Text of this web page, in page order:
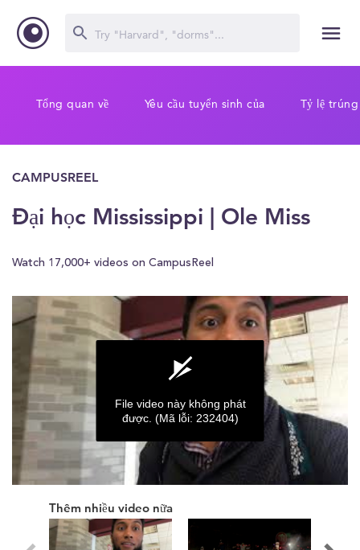
Tổng quan về Yêu cầu tuyển sinh của Tỷ lệ
CAMPUSREEL
Đại học Mississippi | Ole Miss
Watch 17,000+ videos on CampusReel
seconds
seconds
File video này không phát
được. (Mã lỗi: 232404)
Thêm nhiều video nữa